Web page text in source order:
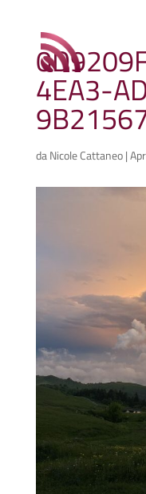
4EA3-
daNicole Cattaneo|